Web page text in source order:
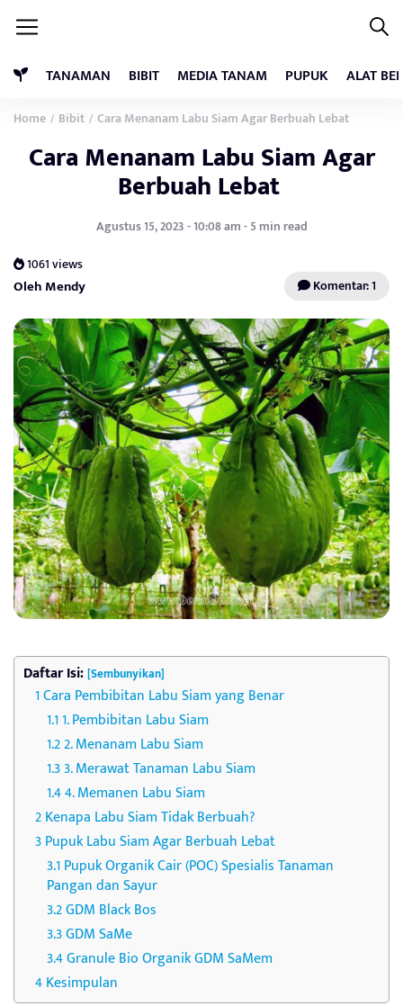
TANAMAN BIBIT MEDIA TANAM PUPUK ALAT
Home / Bibit / Cara Menanam Labu Siam Agar Berbuah Lebat
Cara Menanam Labu Siam Agar
Berbuah Lebat
Agustus 15, 2023 - 10:08 am - 5 min read
1061 views
Oleh Mendy Komentar: 1
Daftar Isi:[Sembunyikan]
Cara Pembibitan Labu Siam yang Benar
1. Pembibitan Labu Siam
2. Menanam Labu Siam
3. Merawat Tanaman Labu Siam
4. Memanen Labu Siam
Kenapa Labu Siam Tidak Berbuah?
Pupuk Labu Siam Agar Berbuah Lebat
Pupuk Organik Cair (POC) Spesialis Tanaman
Pangan dan Sayur
GDM Black Bos
GDM SaMe
Granule Bio Organik GDM SaMem
Kesimpulan